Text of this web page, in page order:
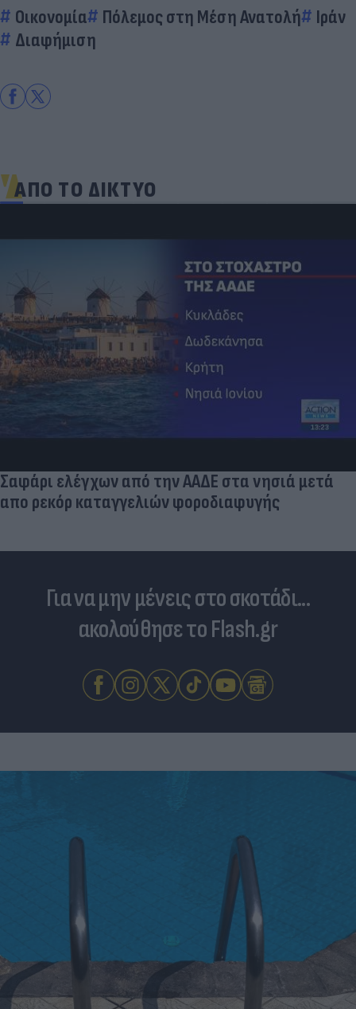
Οικονομία Πόλεμος στη Μέση Ανατολή
Ιράν
Διαφήμιση
ΑΠΟ ΤΟ ΔΙΚΤΥΟ
Σαφάρι ελέγχων από την ΑΑΔΕ στα νησιά μετά
απο ρεκόρ καταγγελιών φοροδιαφυγής
Για να μην μένεις στο σκοτάδι...
ακολούθησε το Flash.gr